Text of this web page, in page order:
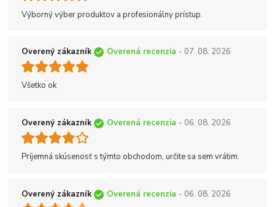
Výborný výber produktov a profesionálny prístup.
Overený zákazník Overená recenzia - 07. 08. 2026
Všetko ok
Overený zákazník Overená recenzia - 06. 08. 2026
Príjemná skúsenosť s týmto obchodom, určite sa sem vrátim.
Overený zákazník Overená recenzia - 06. 08. 2026